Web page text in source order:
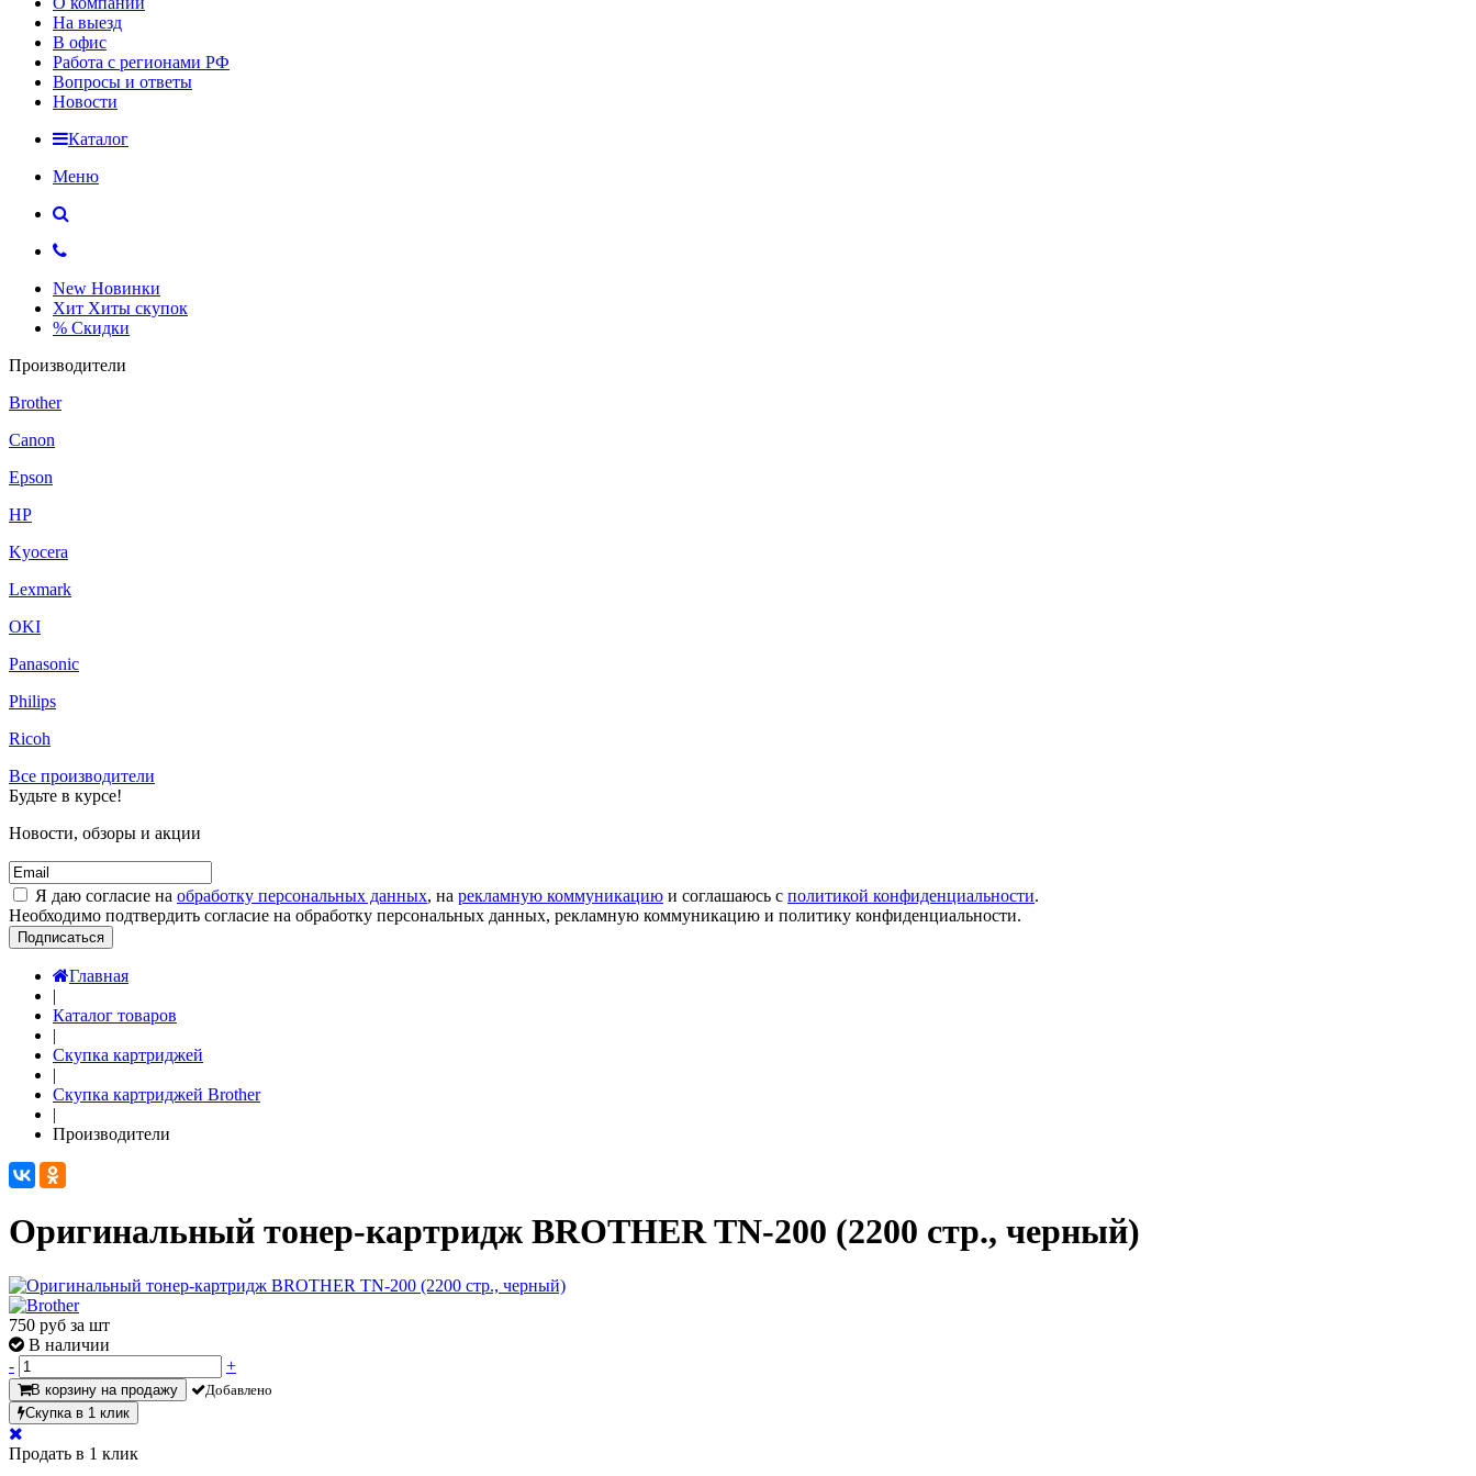
На выезд
В офис
Работа с регионами РФ
Вопросы и ответы
Новости
Каталог
Меню
New Новинки
Хит Хиты скупок
% Скидки
Производители
Brother
Canon
Epson
HP
Kyocera
Lexmark
OKI
Panasonic
Philips
Ricoh
Все производители
Будьте в курсе!
Новости, обзоры и акции
Я даю согласие на обработку персональных данных, на рекламную коммуникацию и соглашаюсь с политикой конфиденциальности.
Необходимо подтвердить согласие на обработку персональных данных, рекламную коммуникацию и политику конфиденциальности.
Подписаться
Главная
|
Каталог товаров
|
Скупка картриджей
|
Скупка картриджей Brother
|
Производители
Оригинальный тонер-картридж BROTHER TN-200 (2200 стр., черный)
750 руб за шт
В наличии
-
+
В корзину на продажу
Добавлено
Скупка в 1 клик
Продать в 1 клик